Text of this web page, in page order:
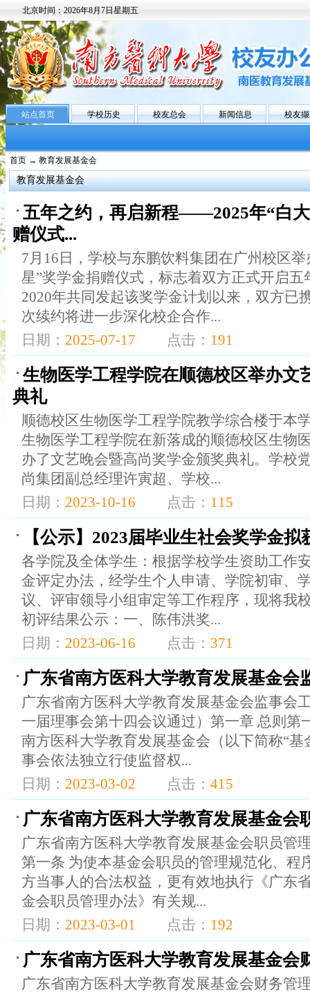
北京时间： 2026年8月7日星期五
站点首页 学校历史 校友总会 新闻信息 校友
首页→ 教育发展基金会
教育发展基金会
五年之约，再启新程——2025年“白
赠仪式...
7月16日，学校与东鹏饮料集团在广州校区
星”奖学金捐赠仪式，标志着双方正式开启
2020年共同发起该奖学金计划以来，双方已
次续约将进一步深化校企合作...
日期： 2025-07-17 点击： 191
生物医学工程学院在顺德校区举办文
典礼
顺德校区生物医学工程学院教学综合楼于本
生物医学工程学院在新落成的顺德校区生物
办了文艺晚会暨高尚奖学金颁奖典礼。学校
尚集团副总经理许寅超、学校...
日期： 2023-10-16 点击： 115
【公示】2023届毕业生社会奖学金
各学院及全体学生：根据学校学生资助工作
金评定办法，经学生个人申请、学院初审、
议、评审领导小组审定等工作程序，现将我
初评结果公示：一、陈伟洪奖...
日期： 2023-06-16 点击： 371
广东省南方医科大学教育发展基金会
广东省南方医科大学教育发展基金会监事会
一届理事会第十四会议通过）第一章 总则第
南方医科大学教育发展基金会（以下简称“基
事会依法独立行使监督权...
日期： 2023-03-02 点击： 415
广东省南方医科大学教育发展基金会
广东省南方医科大学教育发展基金会职员管
第一条 为使本基金会职员的管理规范化、程
方当事人的合法权益，更有效地执行《广东
金会职员管理办法》有关规...
日期： 2023-03-01 点击： 192
广东省南方医科大学教育发展基金会
广东省南方医科大学教育发展基金会财务管